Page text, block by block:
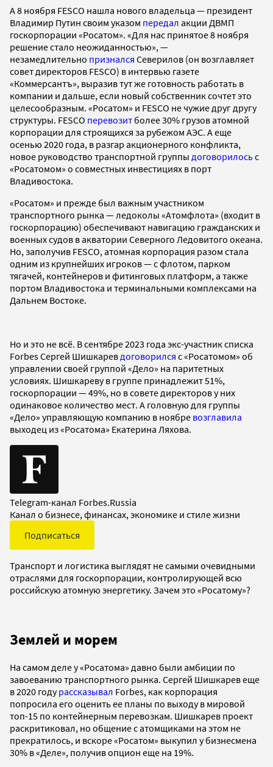
А 8 ноября FESCO нашла нового владельца — президент
Владимир Путин своим указом передал акции ДВМП
госкорпорации «Росатом». «Для нас принятое 8 ноября
решение стало неожиданностью», —
незамедлительно признался Северилов (он возглавляет
совет директоров FESCO) в интервью газете
«Коммерсантъ», выразив тут же готовность работать в
компании и дальше, если новый собственник сочтет это
целесообразным. «Росатом» и FESCO не чужие друг другу
структуры. FESCO перевозитболее 30% грузов атомной
корпорации для строящихся за рубежом АЭС. А еще
осенью 2020 года, в разгар акционерного конфликта,
новое руководство транспортной группы договорилосьс
«Росатомом» о совместных инвестициях в порт
Владивостока.
«Росатом» и прежде был важным участником
транспортного рынка — ледоколы «Атомфлота» (входит в
госкорпорацию) обеспечивают навигацию гражданских и
военных судов в акватории Северного Ледовитого океана.
Но, заполучив FESCO, атомная корпорация разом стала
одним из крупнейших игроков — с флотом, парком
тягачей, контейнеров и фитинговых платформ, а также
портом Владивостока и терминальными комплексами на
Дальнем Востоке.
Но и это не всё. В сентябре 2023 года экс-участник списка
Forbes Сергей Шишкарев договорился с «Росатомом» об
управлении своей группой «Дело» на паритетных
условиях. Шишкареву в группе принадлежит 51%,
госкорпорации — 49%, но в совете директоров у них
одинаковое количество мест. А головную для группы
«Дело» управляющую компанию в ноябре возглавила
выходец из «Росатома» Екатерина Ляхова.
Telegram-канал Forbes.Russia
Канал о бизнесе, финансах, экономике и стиле жизни
Подписаться
Транспорт и логистика выглядят не самыми очевидными
отраслями для госкорпорации, контролирующей всю
российскую атомную энергетику. Зачем это «Росатому»?
Землей и морем
На самом деле у «Росатома» давно были амбиции по
завоеванию транспортного рынка. Сергей Шишкарев еще
в 2020 годурассказывал Forbes, как корпорация
попросила его оценить ее планы по выходу в мировой
топ-15 по контейнерным перевозкам. Шишкарев проект
раскритиковал, но общение с атомщиками на этом не
прекратилось, и вскоре «Росатом» выкупил у бизнесмена
30% в «Деле», получив опцион еще на 19%.